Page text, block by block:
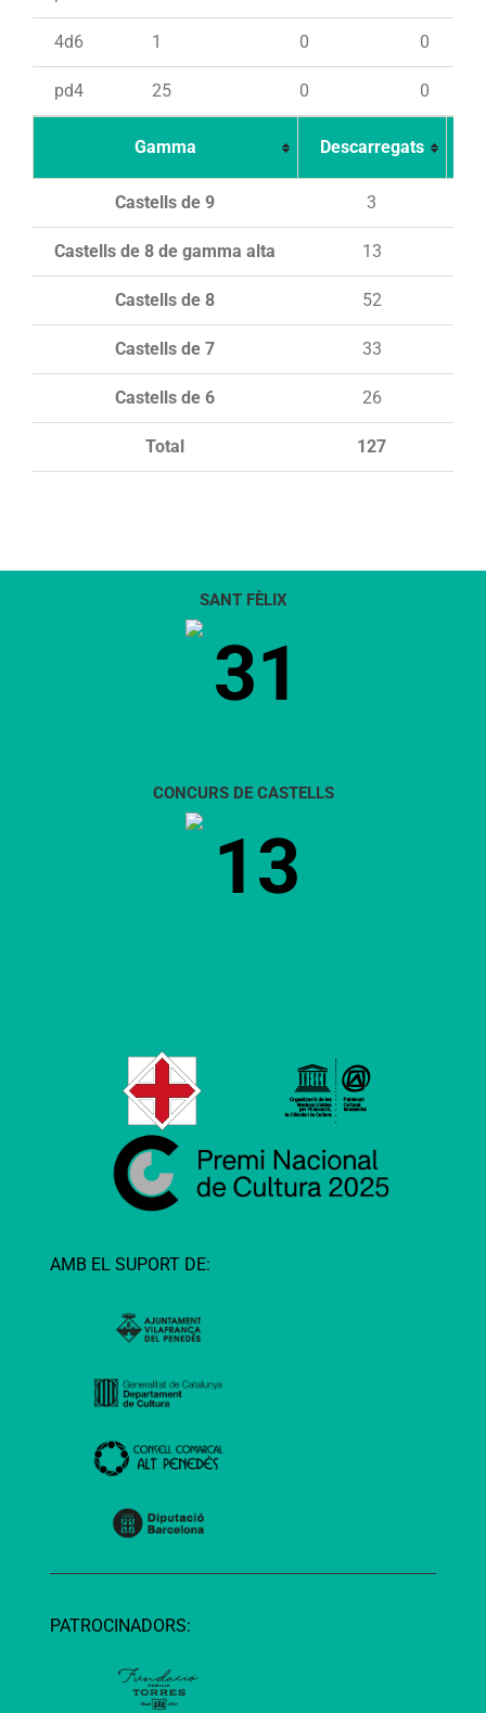
4d6 1 0 0
pd4 25 0 0
Gamma Descarregats
Total 127
Castells de 9 3
Castells de 8 de gamma alta 13
Castells de 8 52
Castells de 7 33
Castells de 6 26
SANT FÈLIX
31
CONCURS DE CASTELLS
13
AMB EL SUPORT DE:
PATROCINADORS: